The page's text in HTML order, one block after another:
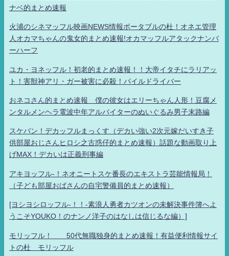
ナベ的まとめ速報
火浦のシネマッフル映画NEWS情報ポータブルの杜！オネエ管理
人オカマちゃんの鬼女的まとめ速報!オカマッフルアタックナンバ
ーハーフ
ユカ・ヨネッフル！初老的まとめ速報！！大帝イタチにラリアッ
ト！害獣神アリ・ガー被害に必殺！パイルドライバー
おネコさん的まとめ速報 僕の彼女はエリーちゃん人形！豆腐メ
ンタルメンヘラ電波中年アルバイターのぬいぐるみ男子末路編
スケバン！デカッフルまっくす（デカい強い2次元嫁だいすき子
供部屋おじさんヒロシ之古惑仔的まとめ速報）話題な動画取り上
げMAX！デカいは正義刑事編
アキヨッフル-！ネオニートスケ番長のエキストラ芸能情報局！
（子ども部屋おばさんの自宅警備員的まとめ速報）
[ヨシヨシロッフル-！！-素浪人勇者カツオンの未解決事件簿へよ
うこそYOUKO！のナンノ洋子のはなしは信じるな編）]
モリッフル！ 50代無職独身的まとめ速報！有益便利情報サイ
トの杜 モリッフル